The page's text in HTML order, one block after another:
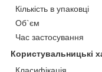
Кількість в упаковці
Об`єм
Час застосування
Користувальницькі
Класифікація